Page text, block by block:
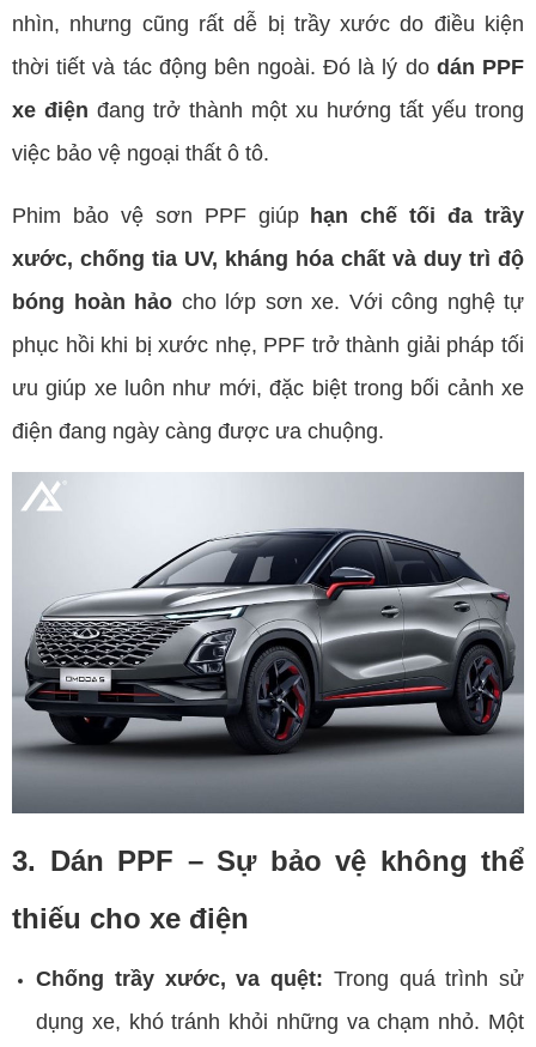
nhìn, nhưng cũng rất dễ bị trầy xước do điều kiện
thời tiết và tác động bên ngoài. Đó là lý do dán PPF
xe điện đang trở thành một xu hướng tất yếu trong
việc bảo vệ ngoại thất ô tô.
Phim bảo vệ sơn PPF giúp hạn chế tối đa trầy
xước, chống tia UV, kháng hóa chất và duy trì độ
bóng hoàn hảo cho lớp sơn xe. Với công nghệ tự
phục hồi khi bị xước nhẹ, PPF trở thành giải pháp tối
ưu giúp xe luôn như mới, đặc biệt trong bối cảnh xe
điện đang ngày càng được ưa chuộng.
3. Dán PPF – Sự bảo vệ không thể
thiếu cho xe điện
Chống trầy xước, va quệt: Trong quá trình sử
dụng xe, khó tránh khỏi những va chạm nhỏ. Một